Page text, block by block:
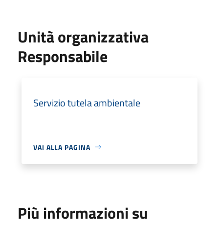
Unità organizzativa
Responsabile
Servizio tutela ambientale
VAI ALLA PAGINA
Più informazioni su